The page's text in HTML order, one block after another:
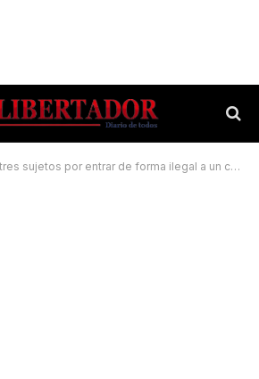
sujetos por entrar de forma ilegal a un campo